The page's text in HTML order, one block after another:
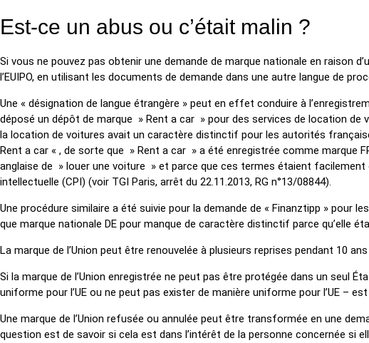
Est-ce un abus ou c’était malin ?
Si vous ne pouvez pas obtenir une demande de marque nationale en raison
l’EUIPO, en utilisant les documents de demande dans une autre langue de
Une « désignation de langue étrangère » peut en effet conduire à
déposé un dépôt de marque » Rent a car » pour des services de location de
la location de voitures avait un caractère distinctif pour les autorités
Rent a car « , de sorte que » Rent a car » a été enregistrée comme marque
anglaise de » louer une voiture » et parce que ces termes étaient
intellectuelle (CPI) (voir TGI Paris, arrêt du 22.11.2013, RG n°13/08844).
Une procédure similaire a été suivie pour la demande de « Finanztipp » pour
que marque nationale DE pour manque de caractère distinctif parce qu’elle
La marque de l’Union peut être renouvelée à plusieurs reprises pendant 10 ans
Si la marque de l’Union enregistrée ne peut pas être protégée dans un seul
uniforme pour l’UE ou ne peut pas exister de manière uniforme pour l’UE – est
Une marque de l’Union refusée ou annulée peut être transformée en une
question est de savoir si cela est dans l’intérêt de la personne concernée si